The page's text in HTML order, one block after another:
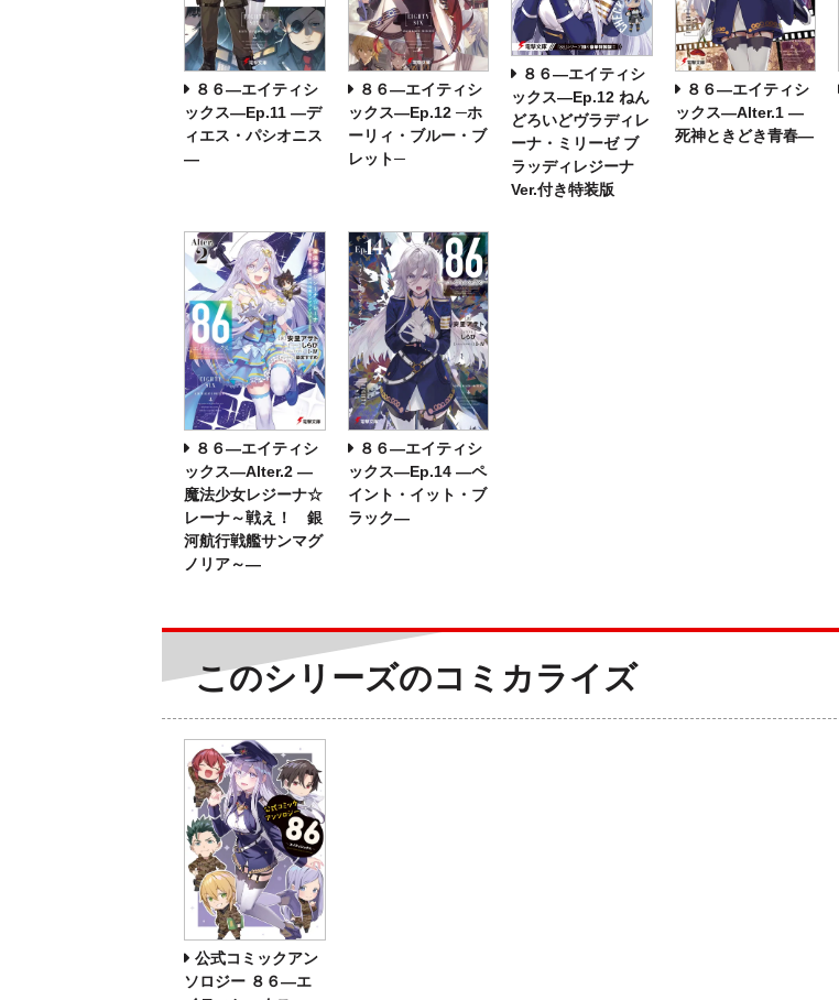
８６―エイティシ
ックス―Ep.11 ―デ
ィエス・パシオニス
―
８６―エイティシ
ックス―Ep.12 ─ホ
ーリィ・ブルー・ブ
レット─
８６―エイティシ
ックス―Ep.12 ねん
どろいどヴラディレ
ーナ・ミリーゼ ブ
ラッディレジーナ
Ver.付き特装版
８６―エイティシ
ックス―Alter.1 ―
死神ときどき青春―
８６―エイティシ
ックス―Alter.2 ―
魔法少女レジーナ☆
レーナ～戦え！ 銀
河航行戦艦サンマグ
ノリア～―
８６―エイティシ
ックス―Ep.14 ―ペ
イント・イット・ブ
ラック―
このシリーズのコミカライズ
公式コミックアン
ソロジー ８６―エ